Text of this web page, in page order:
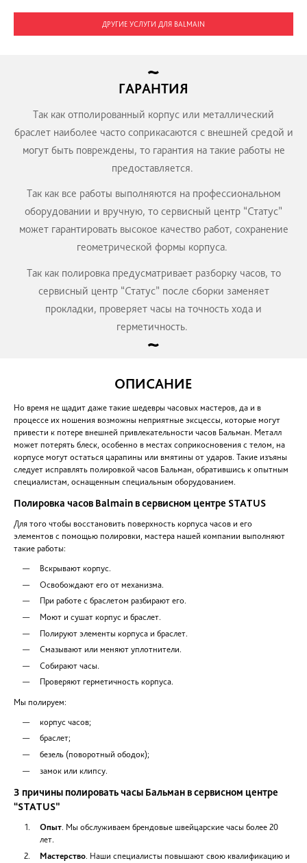
ЗАКАЗАТЬ
Замок
ЗАКАЗАТЬ
Ультразвуковая чистка
ЗАКАЗАТЬ
ДРУГИЕ УСЛУГИ ДЛЯ BALMAIN
Так как отполированный корпус или
браслет наиболее часто соприкасаются с
могут быть повреждены, то гарантия на такие
предоставляется.
Так как все работы выполняются на
оборудовании и вручную, то сервисный центр
может гарантировать высокое качество работ,
Так как полировка предусматривает разборку
сервисный центр “Статус” после сборки
прокладки, проверяет часы на точность
герметичность.
Но время не щадит даже такие шедевры часовых мастеров,
процессе их ношения возможны неприятные эксцессы,
может потерять блеск, особенно в местах соприкосновения
следует исправлять полировкой часов Бальман,